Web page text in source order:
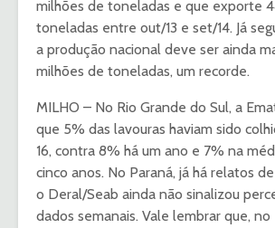
milhões de toneladas e que exporte
toneladas entre out/13 e set/14. Já
a produção nacional deve ser ainda
milhões de toneladas, um recorde.
MILHO – No Rio Grande do Sul, a
que 5% das lavouras haviam sido
16, contra 8% há um ano e 7% na
cinco anos. No Paraná, já há relatos
o Deral/Seab ainda não sinalizou
dados semanais. Vale lembrar que, no